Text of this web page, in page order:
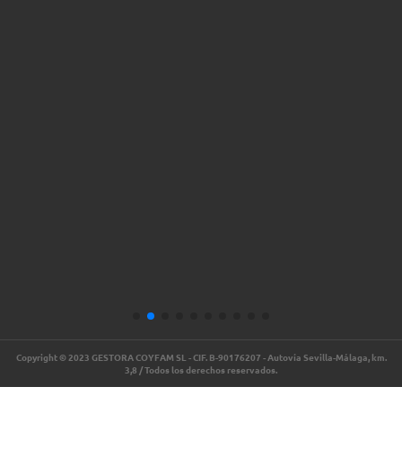
Copyright © 2023 GESTORA COYFAM SL - CIF. B-90176207 - Autovía Sevilla-Málaga, km.
3,8 / Todos los derechos reservados.